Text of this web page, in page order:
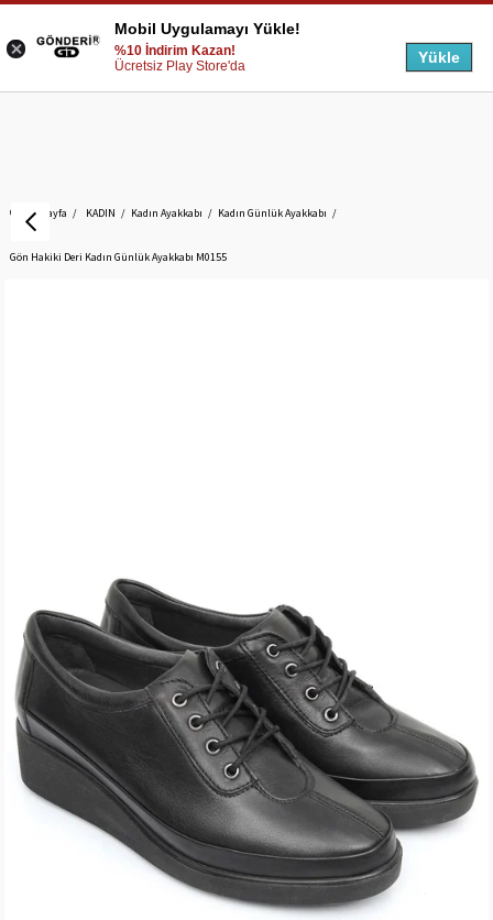
Anasayfa KADIN Kadın Ayakkabı Kadın Günlük Ayakkabı
Gön Hakiki Deri Kadın Günlük Ayakkabı M0155
Mobil Uygulamayı Yükle!
%10 İndirim Kazan!
Ücretsiz Play Store'da
Yükle